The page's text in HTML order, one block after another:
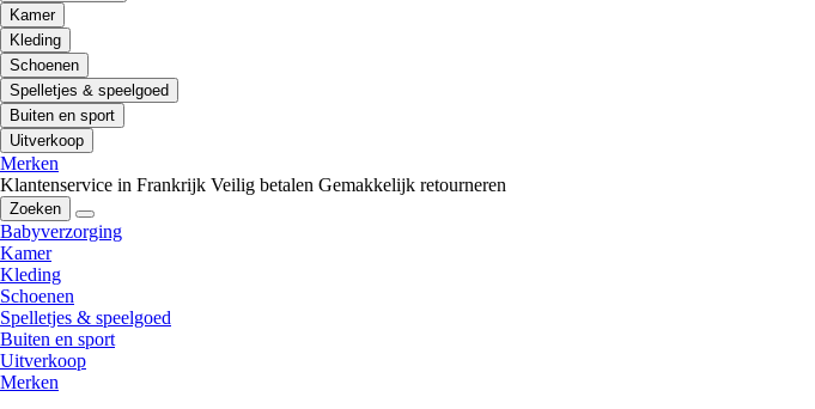
Kamer
Kleding
Schoenen
Spelletjes & speelgoed
Buiten en sport
Uitverkoop
Merken
Klantenservice in Frankrijk Veilig betalen Gemakkelijk retourneren
Zoeken
Babyverzorging
Kamer
Kleding
Schoenen
Spelletjes & speelgoed
Buiten en sport
Uitverkoop
Merken